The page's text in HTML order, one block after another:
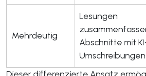
Mehrdeutig
Lesungen
Abschnitte mit
Umschreibungen